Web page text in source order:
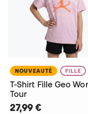
NOUVEAUTÉ FILLE
T-Shirt Fille Geo
Tour
27,99 €